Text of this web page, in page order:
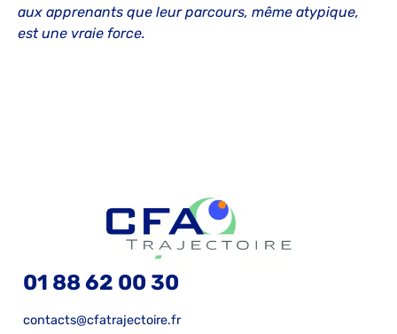
aux apprenants que leur parcours, même atypique,
est une vraie force.
01 88 62 00 30
contacts@cfatrajectoire.fr